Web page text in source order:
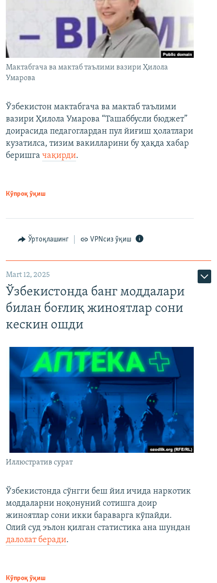
Мактабгача ва мактаб таълими вазири Ҳилола
Умарова
Ўзбекистон мактабгача ва мактаб таълими
вазири Ҳилола Умарова “Ташаббусли бюджет”
доирасида педагоглардан пул йиғиш ҳолатлари
кузатилса, тизим вакилларини бу ҳақда хабар
беришга чақирди.
Кўпроқ ўқиш
Ўртоқлашинг VPNсиз ўқиш
Mart 12, 2025
Ўзбекистонда банг моддалари
билан боғлиқ жиноятлар сони
кескин ошди
Иллюстратив сурат
Ўзбекистонда сўнгги беш йил ичида наркотик
моддаларни ноқонуний сотишга доир
жиноятлар сони икки бараварга кўпайди.
Олий суд эълон қилган статистика ана шундан
далолат беради.
Кўпроқ ўқиш